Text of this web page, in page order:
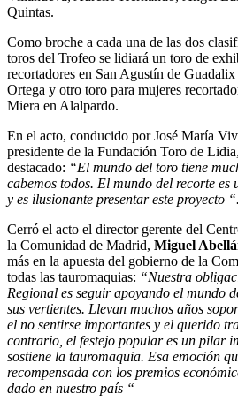
Quintas.
Como broche a cada una de las dos
toros del Trofeo se lidiará un toro de
recortadores en San Agustín de
Ortega y otro toro para mujeres
Miera en Alalpardo.
En el acto, conducido por José María
presidente de la Fundación Toro de Lidia,
destacado: “El mundo del toro tiene
cabemos todos. El mundo del recorte es
y es ilusionante presentar este proyecto “.
Cerró el acto el director gerente del
la Comunidad de Madrid, Miguel
más en la apuesta del gobierno de la
todas las tauromaquias: “Nuestra
Regional es seguir apoyando el mundo
sus vertientes. Llevan muchos años
el no sentirse importantes y el querido
contrario, el festejo popular es un pilar
sostiene la tauromaquia. Esa emoción
recompensada con los premios
dado en nuestro país “